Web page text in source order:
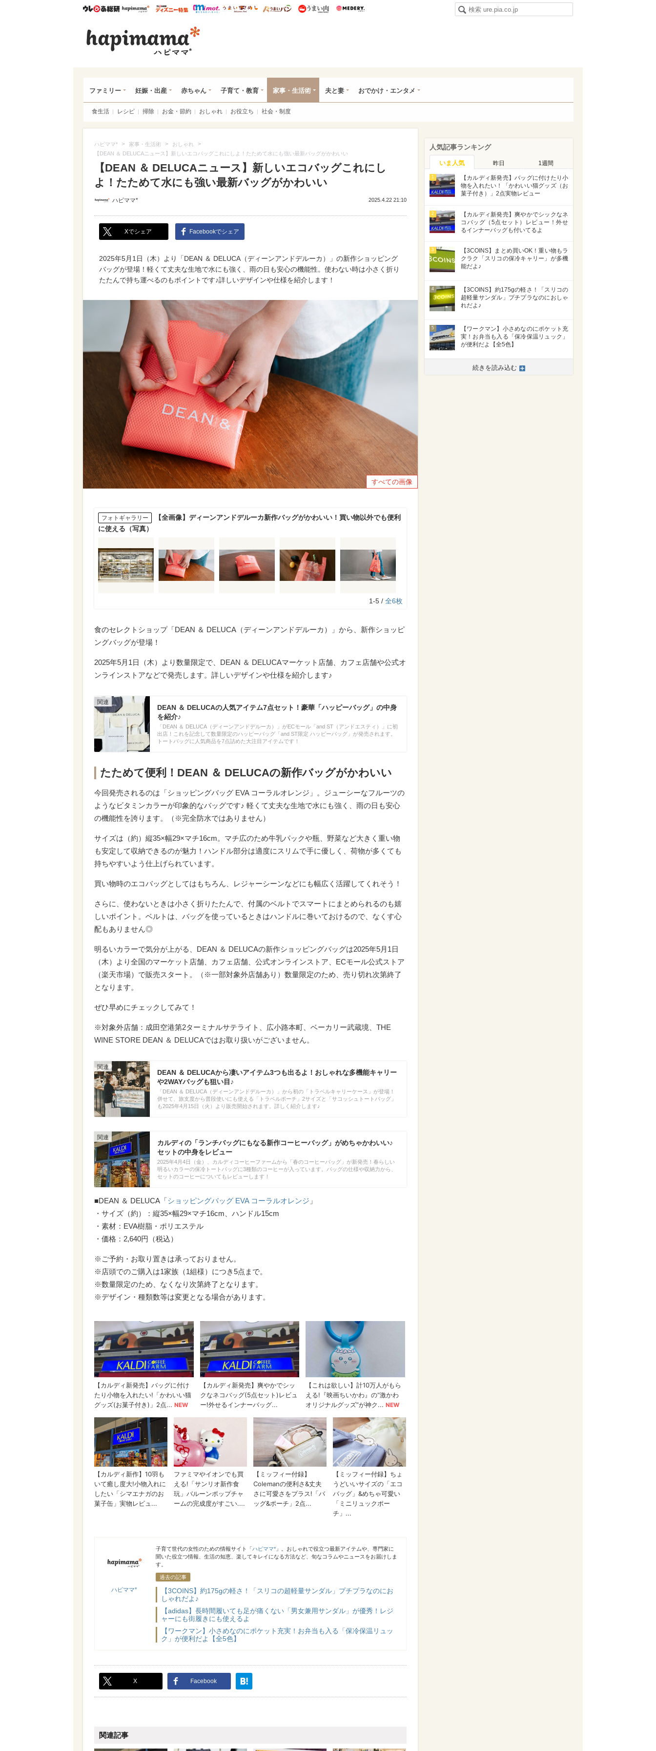
ウレぴあ総研ハピママ* ウレぴあ総研 ディズニー特集
mimot. うまいめし うまいパン うまい肉
ファミリー 妊娠・出産 赤ちゃん 子育て・教育 家事・生活術 夫と妻 おでかけ・エンタメ
食生活 レシピ 掃除 お金・節約 おしゃれ お役立ち 社会・制度
ハピママ* > 家事・生活術 > おしゃれ >
【DEAN ＆ DELUCAニュース】新しいエコバッグこれにしよ！たためて水にも強い最新バッグがかわいい
【DEAN ＆ DELUCAニュース】新しいエコバッグこれにし
よ！たためて水にも強い最新バッグがかわいい
ハピママ* 2025.4.22 21:10
Xでシェア Facebookでシェア
2025年5月1日（木）より「DEAN ＆ DELUCA（ディーンアンドデルーカ）」の新作ショッピング
バッグが登場！軽くて丈夫な生地で水にも強く、雨の日も安心の機能性。使わない時は小さく折り
たたんで持ち運べるのもポイントです♪詳しいデザインや仕様を紹介します！
すべての画像
フォトギャラリー
【全画像】ディーンアンドデルーカ新作バッグがかわいい！買い物以外でも便利
に使える（写真）
1-5 / 全6枚
食のセレクトショップ「DEAN ＆ DELUCA（ディーンアンドデルーカ）」から、新作ショッピ
ングバッグが登場！
2025年5月1日（木）より数量限定で、DEAN ＆ DELUCAマーケット店舗、カフェ店舗や公式オ
ンラインストアなどで発売します。詳しいデザインや仕様を紹介します♪
DEAN ＆ DELUCAの人気アイテム7点セット！豪華「ハッピーバッグ」の中身
を紹介♪
「DEAN ＆ DELUCA（ディーンアンドデルーカ）」がECモール「and ST（アンドエスティ）」に初
出店！これを記念して数量限定のハッピーバッグ「and ST限定 ハッピーバッグ」が発売されます。
トートバッグに人気商品を7点詰めた大注目アイテムです！
たためて便利！DEAN ＆ DELUCAの新作バッグがかわいい
今回発売されるのは「ショッピングバッグ EVA コーラルオレンジ」。ジューシーなフルーツの
ようなビタミンカラーが印象的なバッグです♪ 軽くて丈夫な生地で水にも強く、雨の日も安心
の機能性を誇ります。（※完全防水ではありません）
サイズは（約）縦35×幅29×マチ16cm。マチ広のため牛乳パックや瓶、野菜など大きく重い物
も安定して収納できるのが魅力！ハンドル部分は適度にスリムで手に優しく、荷物が多くても
持ちやすいよう仕上げられています。
買い物時のエコバッグとしてはもちろん、レジャーシーンなどにも幅広く活躍してくれそう！
さらに、使わないときは小さく折りたたんで、付属のベルトでスマートにまとめられるのも嬉
しいポイント。ベルトは、バッグを使っているときはハンドルに巻いておけるので、なくす心
配もありません◎
明るいカラーで気分が上がる、DEAN ＆ DELUCAの新作ショッピングバッグは2025年5月1日
（木）より全国のマーケット店舗、カフェ店舗、公式オンラインストア、ECモール公式ストア
（楽天市場）で販売スタート。（※一部対象外店舗あり）数量限定のため、売り切れ次第終了
となります。
ぜひ早めにチェックしてみて！
※対象外店舗：成田空港第2ターミナルサテライト、広小路本町、ベーカリー武蔵境、THE
WINE STORE DEAN ＆ DELUCAではお取り扱いがございません。
DEAN ＆ DELUCAから凄いアイテム3つも出るよ！おしゃれな多機能キャリー
や2WAYバッグも狙い目♪
「DEAN ＆ DELUCA（ディーンアンドデルーカ）」から初の「トラベルキャリーケース」が登場！
併せて、旅支度から普段使いにも使える「トラベルポーチ」2サイズと「サコッシュトートバッグ」
も2025年4月15日（火）より販売開始されます。詳しく紹介します♪
カルディの「ランチバッグにもなる新作コーヒーバッグ」がめちゃかわいい♪
セットの中身をレビュー
2025年4月4日（金）、カルディコーヒーファームから「春のコーヒーバッグ」が新発売！春らしい
明るいカラーの保冷トートバッグに3種類のコーヒーが入っています。バッグの仕様や収納力から、
セットのコーヒーについてもレビューします！
■DEAN ＆ DELUCA「ショッピングバッグ EVA コーラルオレンジ 」
・サイズ（約）：縦35×幅29×マチ16cm、ハンドル15cm
・素材：EVA樹脂・ポリエステル
・価格：2,640円（税込）
※ご予約・お取り置きは承っておりません。
※店頭でのご購入は1家族（1組様）につき5点まで。
※数量限定のため、なくなり次第終了となります。
※デザイン・種類数等は変更となる場合があります。
ハピママ*
ハピママ*
子育て世代の女性のための情報サイト「 ハピママ* 」。おしゃれで役立つ最新アイテムや、専門家に
聞いた役立つ情報、生活の知恵、楽してキレイになる方法など、旬なコラムやニュースをお届けしま
す。
過去の記事
【3COINS】約175gの軽さ！「スリコの超軽量サンダル」プチプラなのにお
しゃれだよ♪
【adidas】長時間履いても足が痛くない「男女兼用サンダル」が優秀！レジ
ャーにも街履きにも使えるよ
【ワークマン】小さめなのにポケット充実！お弁当も入る「保冷保温リュッ
ク」が便利だよ【全5色】
X Facebook
関連記事
人気記事ランキング
いま人気 昨日 1週間
1
【カルディ新発売】バッグに付けたり小
物を入れたい！「かわいい猫グッズ（お
菓子付き）」2点実物レビュー
2
【カルディ新発売】爽やかでシックなネ
コバッグ（5点セット）レビュー！外せ
るインナーバッグも付いてるよ
3
【3COINS】まとめ買いOK！重い物もラ
クラク「スリコの保冷キャリー」が多機
能だよ♪
4
【3COINS】約175gの軽さ！「スリコの
超軽量サンダル」プチプラなのにおしゃ
れだよ♪
5
【ワークマン】小さめなのにポケット充
実！お弁当も入る「保冷保温リュック」
が便利だよ【全5色】
続きを読み込む